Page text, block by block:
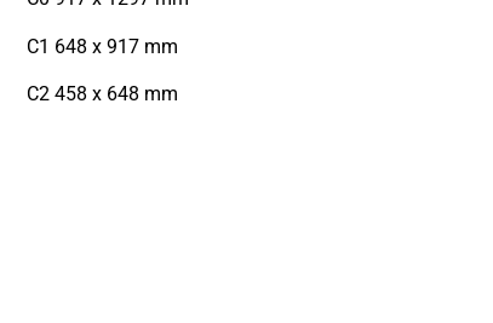
C1 648 x 917 mm
C2 458 x 648 mm